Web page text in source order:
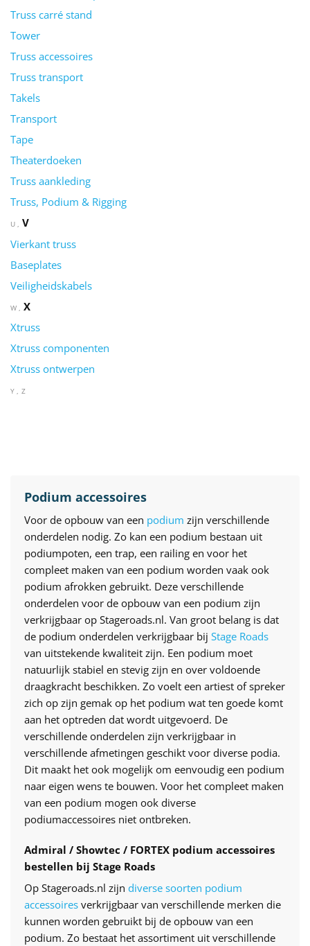
Truss carré stand
Tower
Truss accessoires
Truss transport
Takels
Transport
Tape
Theaterdoeken
Truss aankleding
Truss, Podium & Rigging
U
V
Vierkant truss
Baseplates
Veiligheidskabels
W
X
Xtruss
Xtruss componenten
Xtruss ontwerpen
Y Z
Podium accessoires
Voor de opbouw van een podium zijn verschillende
onderdelen nodig. Zo kan een podium bestaan uit
podiumpoten, een trap, een railing en voor het
compleet maken van een podium worden vaak ook
podium afrokken gebruikt. Deze verschillende
onderdelen voor de opbouw van een podium zijn
verkrijgbaar op Stageroads.nl. Van groot belang is dat
de podium onderdelen verkrijgbaar bij Stage Roads
van uitstekende kwaliteit zijn. Een podium moet
natuurlijk stabiel en stevig zijn en over voldoende
draagkracht beschikken. Zo voelt een artiest of spreker
zich op zijn gemak op het podium wat ten goede komt
aan het optreden dat wordt uitgevoerd. De
verschillende onderdelen zijn verkrijgbaar in
verschillende afmetingen geschikt voor diverse podia.
Dit maakt het ook mogelijk om eenvoudig een podium
naar eigen wens te bouwen. Voor het compleet maken
van een podium mogen ook diverse
podiumaccessoires niet ontbreken.
Admiral / Showtec / FORTEX podium accessoires
bestellen bij Stage Roads
Op Stageroads.nl zijn diverse soorten podium
accessoires verkrijgbaar van verschillende merken die
kunnen worden gebruikt bij de opbouw van een
podium. Zo bestaat het assortiment uit verschillende